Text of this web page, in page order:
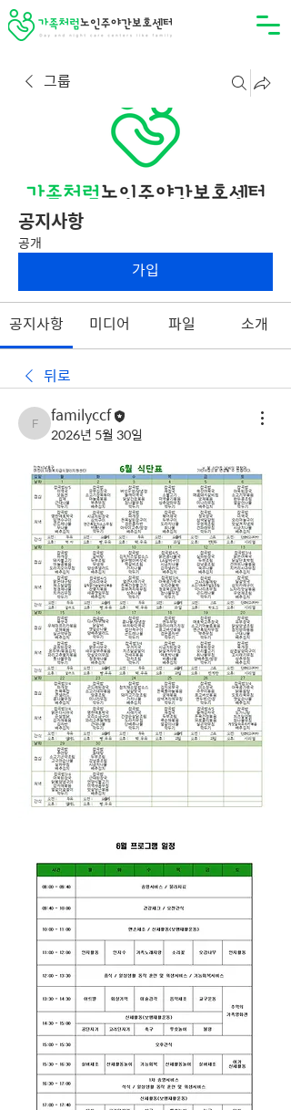
그룹
공지사항
공개
가입
공지사항 미디어 파일 소개
뒤로
familyccf
familyccf
2026년 5월 30일